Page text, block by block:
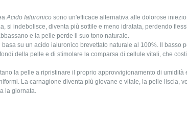
Acido Ialuronico sono un'efficace alternativa alle dolorose
si indebolisce, diventa più sottile e meno idratata, perdendo
e la pelle perde il suo tono naturale.
basa su un acido ialuronico brevettato naturale al 100%. Il basso
della pelle e di stimolare la comparsa di cellule vitali, che
la pelle a ripristinare il proprio approvvigionamento di umidità
La carnagione diventa più giovane e vitale, la pelle liscia,
la giornata.